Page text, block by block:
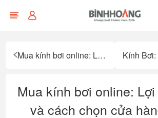
Mua kính bơi online: Lợi ích, rủi ro và cách chọn cửa hàng uy tín
Mua kính bơi online:
và cách chọn cửa